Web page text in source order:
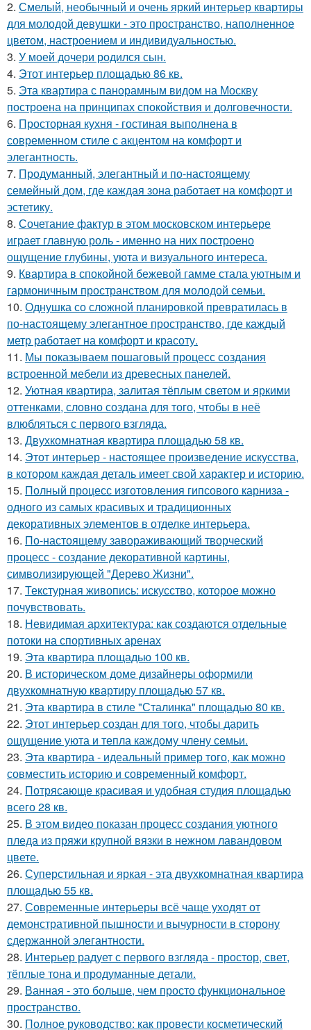
2. Смелый, необычный и очень яркий интерьер квартиры
для молодой девушки - это пространство, наполненное
цветом, настроением и индивидуальностью.
3. У моей дочери родился сын.
4. Этот интерьер площадью 86 кв.
5. Эта квартира с панорамным видом на Москву
построена на принципах спокойствия и долговечности.
6. Просторная кухня - гостиная выполнена в
современном стиле с акцентом на комфорт и
элегантность.
7. Продуманный, элегантный и по-настоящему
семейный дом, где каждая зона работает на комфорт и
эстетику.
8. Сочетание фактур в этом московском интерьере
играет главную роль - именно на них построено
ощущение глубины, уюта и визуального интереса.
9. Квартира в спокойной бежевой гамме стала уютным и
гармоничным пространством для молодой семьи.
10. Однушка со сложной планировкой превратилась в
по-настоящему элегантное пространство, где каждый
метр работает на комфорт и красоту.
11. Мы показываем пошаговый процесс создания
встроенной мебели из древесных панелей.
12. Уютная квартира, залитая тёплым светом и яркими
оттенками, словно создана для того, чтобы в неё
влюбляться с первого взгляда.
13. Двухкомнатная квартира площадью 58 кв.
14. Этот интерьер - настоящее произведение искусства,
в котором каждая деталь имеет свой характер и историю.
15. Полный процесс изготовления гипсового карниза -
одного из самых красивых и традиционных
декоративных элементов в отделке интерьера.
16. По-настоящему завораживающий творческий
процесс - создание декоративной картины,
символизирующей "Дерево Жизни".
17. Текстурная живопись: искусство, которое можно
почувствовать.
18. Невидимая архитектура: как создаются отдельные
потоки на спортивных аренах
19. Эта квартира площадью 100 кв.
20. В историческом доме дизайнеры оформили
двухкомнатную квартиру площадью 57 кв.
21. Эта квартира в стиле "Сталинка" площадью 80 кв.
22. Этот интерьер создан для того, чтобы дарить
ощущение уюта и тепла каждому члену семьи.
23. Эта квартира - идеальный пример того, как можно
совместить историю и современный комфорт.
24. Потрясающе красивая и удобная студия площадью
всего 28 кв.
25. В этом видео показан процесс создания уютного
пледа из пряжи крупной вязки в нежном лавандовом
цвете.
26. Суперстильная и яркая - эта двухкомнатная квартира
площадью 55 кв.
27. Современные интерьеры всё чаще уходят от
демонстративной пышности и вычурности в сторону
сдержанной элегантности.
28. Интерьер радует с первого взгляда - простор, свет,
тёплые тона и продуманные детали.
29. Ванная - это больше, чем просто функциональное
пространство.
30. Полное руководство: как провести косметический